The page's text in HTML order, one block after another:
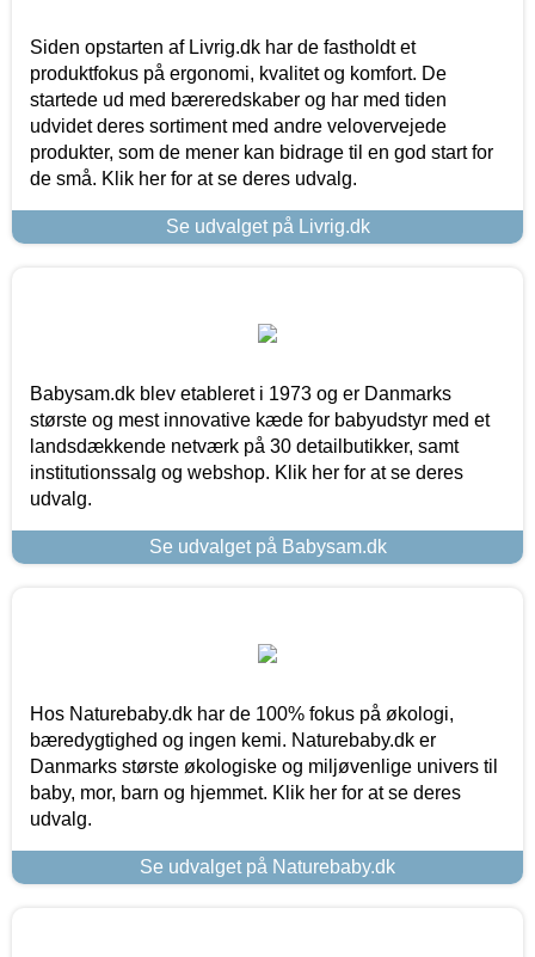
Siden opstarten af Livrig.dk har de fastholdt et
produktfokus på ergonomi, kvalitet og komfort. De
startede ud med bæreredskaber og har med tiden
udvidet deres sortiment med andre velovervejede
produkter, som de mener kan bidrage til en god start for
de små. Klik her for at se deres udvalg.
Se udvalget på Livrig.dk
Babysam.dk blev etableret i 1973 og er Danmarks
største og mest innovative kæde for babyudstyr med et
landsdækkende netværk på 30 detailbutikker, samt
institutionssalg og webshop. Klik her for at se deres
udvalg.
Se udvalget på Babysam.dk
Hos Naturebaby.dk har de 100% fokus på økologi,
bæredygtighed og ingen kemi. Naturebaby.dk er
Danmarks største økologiske og miljøvenlige univers til
baby, mor, barn og hjemmet. Klik her for at se deres
udvalg.
Se udvalget på Naturebaby.dk